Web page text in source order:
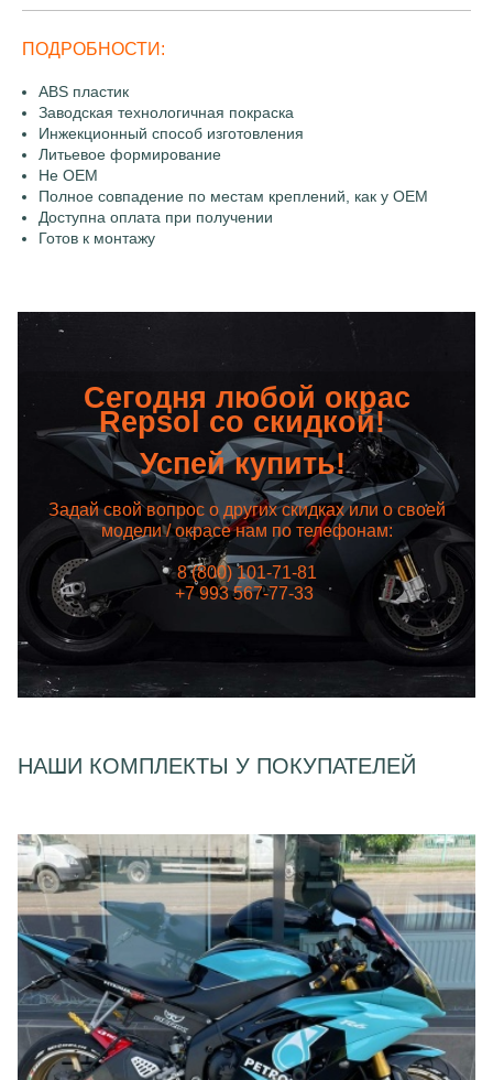
ПОДРОБНОСТИ:
ABS пластик
Заводская технологичная покраска
Инжекционный способ изготовления
Литьевое формирование
Не OEM
Полное совпадение по местам креплений, как у OEM
Доступна оплата при получении
Готов к монтажу
Сегодня любой окрас
Repsol со скидкой!
Успей купить!
Задай свой вопрос о других скидках или о своей
модели / окрасе нам по телефонам:
8 (800) 101-71-81
+7 993 567-77-33
НАШИ КОМПЛЕКТЫ У ПОКУПАТЕЛЕЙ